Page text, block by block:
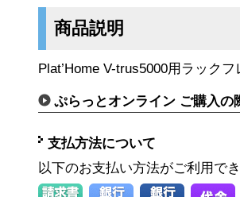
商品説明
Plat’Home V-trus5000用ラックフ
ぷらっとオンライン ご購入の
支払方法について
以下のお支払い方法がご利用で